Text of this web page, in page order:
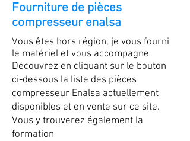
Fourniture de pièces
compresseur enalsa
Vous êtes hors région, je vous fourni
le matériel et vous accompagne
Découvrez en cliquant sur le bouton
ci-dessous la liste des pièces
compresseur Enalsa actuellement
disponibles et en vente sur ce site.
Vous y trouverez également la
formation